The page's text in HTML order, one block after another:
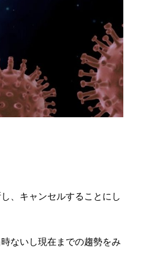
、キャンセルすることにし
ないし現在までの趨勢をみ